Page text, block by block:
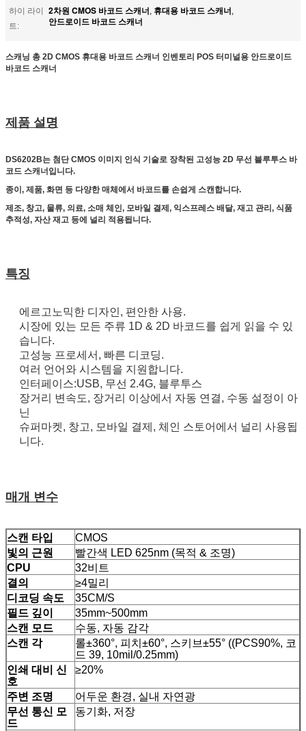
하이 라이
트:
2차원 CMOS 바코드 스캐너, 휴대용 바코드 스캐너,
안드로이드 바코드 스캐너
스캐닝 총 2D CMOS 휴대용 바코드 스캐너 인벤토리 POS 터미널용 안드로이드
바코드 스캐너
제품 설명
DS6202B는 첨단 CMOS 이미지 인식 기술로 장착된 고성능 2D 무선 블루투스 바
코드 스캐너입니다.
종이, 제품, 화면 등 다양한 매체에서 바코드를 손쉽게 스캔합니다.
제조, 창고, 물류, 의료, 소매 체인, 모바일 결제, 익스프레스 배달, 재고 관리, 식품
추적성, 자산 재고 등에 널리 적용됩니다.
특징
에르고노믹한 디자인, 편안한 사용.
시장에 있는 모든 주류 1D & 2D 바코드를 쉽게 읽을 수 있
습니다.
고성능 프로세서, 빠른 디코딩.
여러 언어와 시스템을 지원합니다.
인터페이스:USB, 무선 2.4G, 블루투스
장거리 변속도, 장거리 이상에서 자동 연결, 수동 설정이 아
닌
슈퍼마켓, 창고, 모바일 결제, 체인 스토어에서 널리 사용됩
니다.
매개 변수
스캔 타입
CMOS
빛의 근원
빨간색 LED 625nm (목적 & 조명)
CPU
32비트
결의
≥4밀리
디코딩 속도
35CM/S
필드 깊이
35mm~500mm
스캔 모드
수동, 자동 감각
스캔 각
롤±360°, 피치±60°, 스키브±55° ((PCS90%, 코
드 39, 10mil/0.25mm)
인쇄 대비 신
호
≥20%
주변 조명
어두운 환경, 실내 자연광
무선 통신 모
드
동기화, 저장